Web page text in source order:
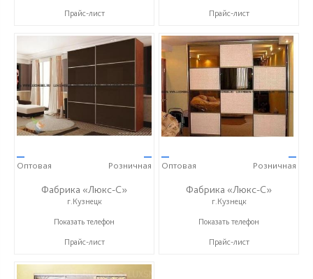
Прайс-лист Прайс-лист
—
Оптовая
—
Розничная
Фабрика «Люкс-С»
г.Кузнецк
+ 7 (999) 748-11-11
Показать телефон
Прайс-лист
—
Оптовая
—
Розничная
Фабрика «Люкс-С»
г.Кузнецк
+ 7 (999) 748-11-11
Показать телефон
Прайс-лист